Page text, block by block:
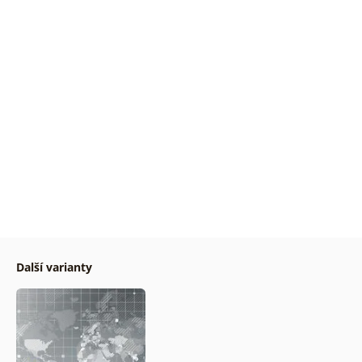
Další varianty